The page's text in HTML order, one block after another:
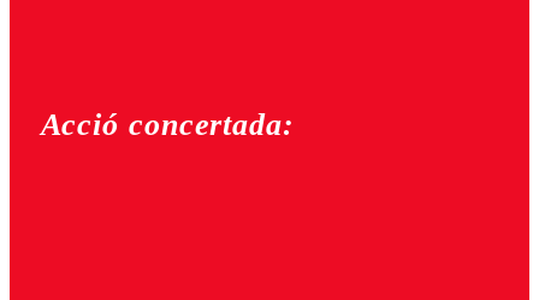
Acció concertada: